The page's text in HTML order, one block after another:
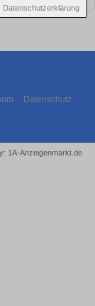
Datenschutzerklärung
Datenschutz
1A-Anzeigenmarkt.de